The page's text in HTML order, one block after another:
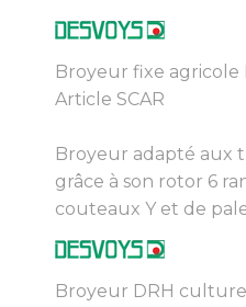
Broyeur fixe agricole
Article SCAR
Broyeur adapté aux
grâce à son rotor 6
couteaux Y et de
Broyeur DRH culture